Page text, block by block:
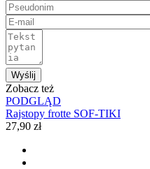
Wyślij
Zobacz też
PODGLĄD
Rajstopy frotte SOF-TIKI
27,90 zł